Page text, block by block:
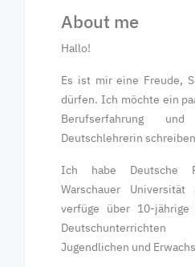
About me
Hallo!
Es ist mir eine Freude,
dürfen. Ich möchte ein
Berufserfahrung
Deutschlehrerin
Ich habe Deutsche
Warschauer
verfüge über 10-jährige
Jugendlichen und